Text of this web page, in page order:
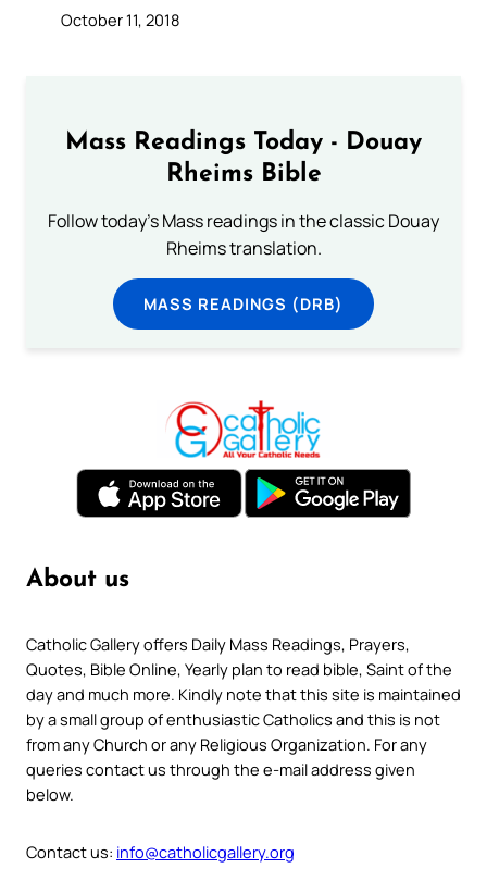
October 11, 2018
Mass Readings Today - Douay
Rheims Bible
Follow today's Mass readings in the classic Douay
Rheims translation.
MASS READINGS (DRB)
About us
Catholic Gallery offers Daily Mass Readings, Prayers,
Quotes, Bible Online, Yearly plan to read bible, Saint of the
day and much more. Kindly note that this site is maintained
by a small group of enthusiastic Catholics and this is not
from any Church or any Religious Organization. For any
queries contact us through the e-mail address given
below.
Contact us: info@catholicgallery.org